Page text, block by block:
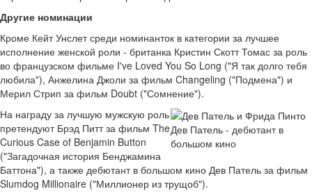
Другие номинации
Кроме Кейт Унслет среди номинанток в категории за лучшее
исполнение женской роли - британка Кристин Скотт Томас за роль
во французском фильме I've Loved You So Long ("Я так долго тебя
любила"), Анжелина Джоли за фильм Changeling ("Подмена") и
Мерил Стрип за фильм Doubt ("Сомнение").
Дев Патель - дебютант в
большом кино
На награду за лучшую мужскую роль
претендуют Брэд Питт за фильм The
Curious Case of Benjamin Button
("Загадочная история Бенджамина
Баттона"), а также дебютант в большом кино Дев Патель за фильм
Slumdog Millionaire ("Миллионер из трущоб").